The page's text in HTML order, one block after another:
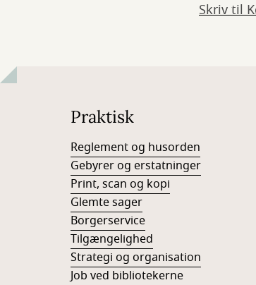
Skriv til
Praktisk
Reglement og husorden
Gebyrer og erstatninger
Print, scan og kopi
Glemte sager
Borgerservice
Tilgængelighed
Strategi og organisation
Job ved bibliotekerne